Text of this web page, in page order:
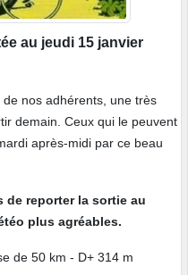
au jeudi 15 janvier
nos adhérents, une très
demain. Ceux qui le peuvent
après-midi par ce beau
de reporter la sortie au
plus agréables.
de 50 km - D+ 314 m